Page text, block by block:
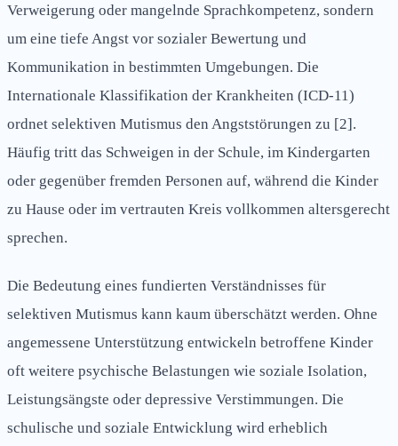
Verweigerung oder mangelnde Sprachkompetenz, sondern
um eine tiefe Angst vor sozialer Bewertung und
Kommunikation in bestimmten Umgebungen. Die
Internationale Klassifikation der Krankheiten (ICD-11)
ordnet selektiven Mutismus den Angststörungen zu [2].
Häufig tritt das Schweigen in der Schule, im Kindergarten
oder gegenüber fremden Personen auf, während die Kinder
zu Hause oder im vertrauten Kreis vollkommen altersgerecht
sprechen.
Die Bedeutung eines fundierten Verständnisses für
selektiven Mutismus kann kaum überschätzt werden. Ohne
angemessene Unterstützung entwickeln betroffene Kinder
oft weitere psychische Belastungen wie soziale Isolation,
Leistungsängste oder depressive Verstimmungen. Die
schulische und soziale Entwicklung wird erheblich